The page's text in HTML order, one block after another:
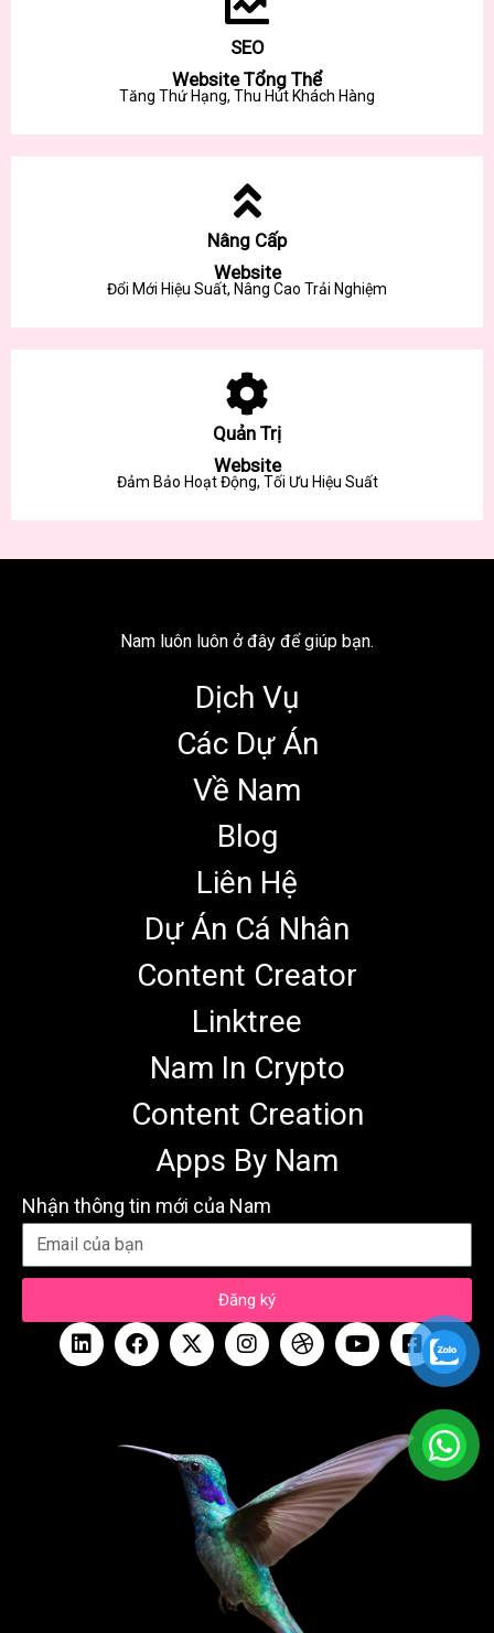
SEO
Website Tổng Thể
Tăng Thứ Hạng, Thu Hút Khách Hàng
Nâng Cấp
Website
Đổi Mới Hiệu Suất, Nâng Cao Trải Nghiệm
Quản Trị
Website
Đảm Bảo Hoạt Động, Tối Ưu Hiệu Suất
Nam luôn luôn ở đây để giúp bạn.
Dịch Vụ
Các Dự Án
Về Nam
Blog
Liên Hệ
Dự Án Cá Nhân
Content Creator
Linktree
Nam In Crypto
Content Creation
Apps By Nam
Nhận thông tin mới của Nam
Đăng ký